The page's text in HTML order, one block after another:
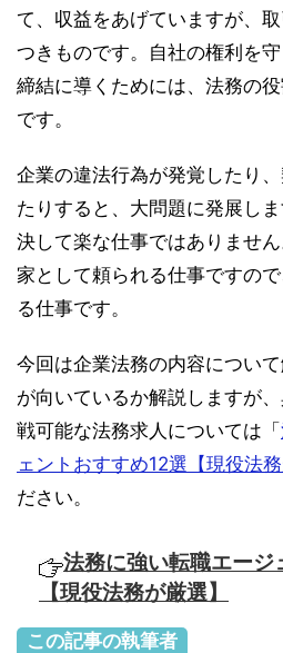
て、収益をあげていますが、
つきものです。自社の権利を
締結に導くためには、法務の
です。
企業の違法行為が発覚したり
たりすると、大問題に発展し
決して楽な仕事ではありませ
家として頼られる仕事ですの
る仕事です。
今回は企業法務の内容につい
が向いているか解説しますが
戦可能な法務求人については「
ェントおすすめ12選【現役法務
ださい。
法務に強い転職エージ
【現役法務が厳選】
この記事の執筆者